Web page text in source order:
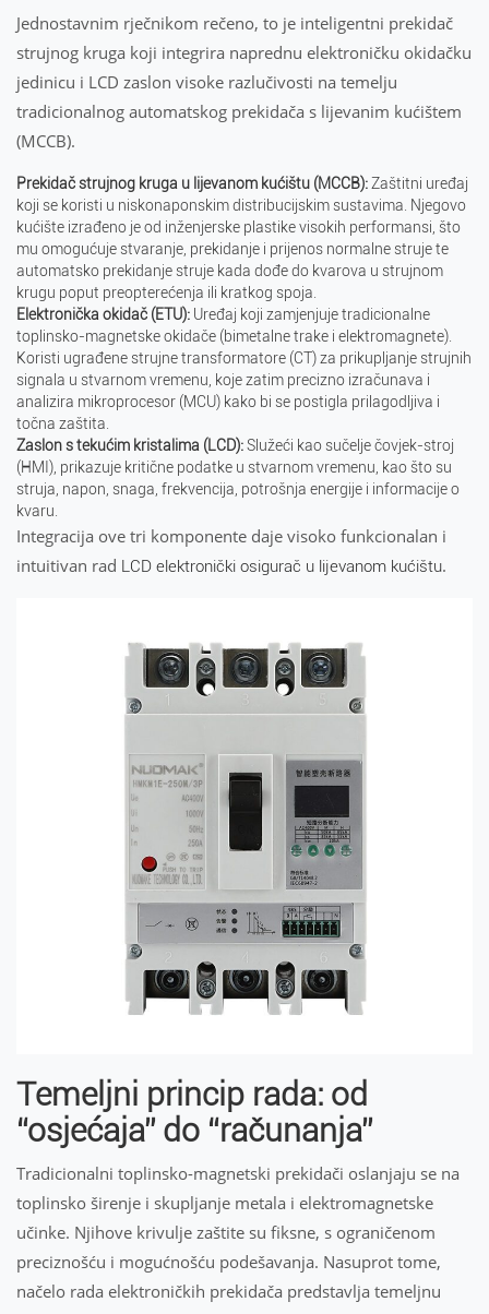
Jednostavnim rječnikom rečeno, to je inteligentni prekidač
strujnog kruga koji integrira naprednu elektroničku okidačku
jedinicu i LCD zaslon visoke razlučivosti na temelju
tradicionalnog automatskog prekidača s lijevanim kućištem
(MCCB).
Prekidač strujnog kruga u lijevanom kućištu (MCCB):Zaštitni uređaj
koji se koristi u niskonaponskim distribucijskim sustavima. Njegovo
kućište izrađeno je od inženjerske plastike visokih performansi, što
mu omogućuje stvaranje, prekidanje i prijenos normalne struje te
automatsko prekidanje struje kada dođe do kvarova u strujnom
krugu poput preopterećenja ili kratkog spoja.
Elektronička okidač (ETU): Uređaj koji zamjenjuje tradicionalne
toplinsko-magnetske okidače (bimetalne trake i elektromagnete).
Koristi ugrađene strujne transformatore (CT) za prikupljanje strujnih
signala u stvarnom vremenu, koje zatim precizno izračunava i
analizira mikroprocesor (MCU) kako bi se postigla prilagodljiva i
točna zaštita.
Zaslon s tekućim kristalima (LCD):Služeći kao sučelje čovjek-stroj
(HMI), prikazuje kritične podatke u stvarnom vremenu, kao što su
struja, napon, snaga, frekvencija, potrošnja energije i informacije o
kvaru.
Integracija ove tri komponente daje visoko funkcionalan i
intuitivan rad LCD elektronički osigurač u lijevanom kućištu.
Temeljni princip rada: od
“osjećaja” do “računanja”
Tradicionalni toplinsko-magnetski prekidači oslanjaju se na
toplinsko širenje i skupljanje metala i elektromagnetske
učinke. Njihove krivulje zaštite su fiksne, s ograničenom
preciznošću i mogućnošću podešavanja. Nasuprot tome,
načelo rada elektroničkih prekidača predstavlja temeljnu